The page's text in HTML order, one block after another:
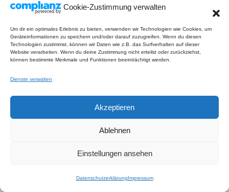
Cookie-Zustimmung verwalten
Um dir ein optimales Erlebnis zu bieten, verwenden wir Technologien wie Cookies, um
Geräteinformationen zu speichern und/oder darauf zuzugreifen. Wenn du diesen
Technologien zustimmst, können wir Daten wie z.B. das Surfverhalten auf dieser
Website verarbeiten. Wenn du deine Zustimmung nicht erteilst oder zurückziehst,
können bestimmte Merkmale und Funktionen beeinträchtigt werden.
Dienste verwalten
Akzeptieren
Ablehnen
Einstellungen ansehen
DatenschutzerklärungImpressum
Ähnlicher Beitrag
8 gesunde Salate zum Abnehmen –